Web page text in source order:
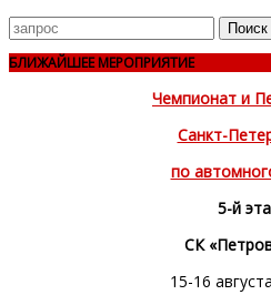
Поиск
для
БЛИЖАЙШЕЕ МЕРОПРИЯТИЕ
Чемпионат и
Санкт-
по
5-й
СК
15-16